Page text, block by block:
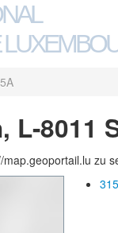
L-8011
zu